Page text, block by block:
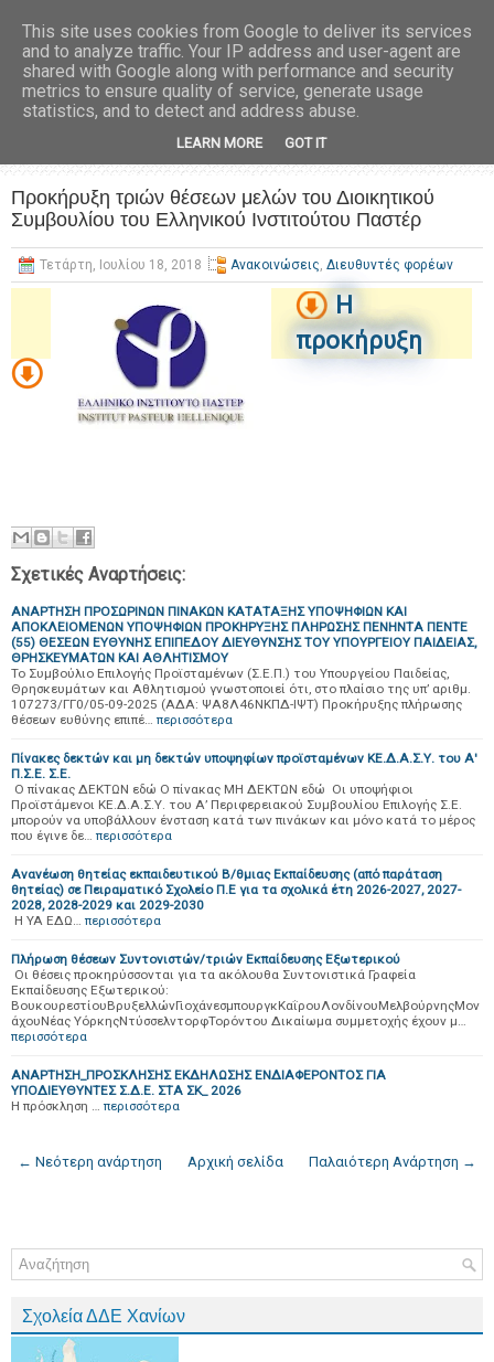
Προκήρυξη τριών θέσεων μελών του Διοικητικού
Συμβουλίου του Ελληνικού Ινστιτούτου Παστέρ
Τετάρτη, Ιουλίου 18, 2018 Ανακοινώσεις, Διευθυντές φορέων
Η
προκήρυξη
Σχετικές Αναρτήσεις:
ΑΝΑΡΤΗΣΗ ΠΡΟΣΩΡΙΝΩΝ ΠΙΝΑΚΩΝ ΚΑΤΑΤΑΞΗΣ ΥΠΟΨΗΦΙΩΝ ΚΑΙ
ΑΠΟΚΛΕΙΟΜΕΝΩΝ ΥΠΟΨΗΦΙΩΝ ΠΡΟΚΗΡΥΞΗΣ ΠΛΗΡΩΣΗΣ ΠΕΝΗΝΤΑ ΠΕΝΤΕ
(55) ΘΕΣΕΩΝ ΕΥΘΥΝΗΣ ΕΠΙΠΕΔΟΥ ΔΙΕΥΘΥΝΣΗΣ ΤΟΥ ΥΠΟΥΡΓΕΙΟΥ ΠΑΙΔΕΙΑΣ,
ΘΡΗΣΚΕΥΜΑΤΩΝ ΚΑΙ ΑΘΛΗΤΙΣΜΟΥ
Το Συμβούλιο Επιλογής Προϊσταμένων (Σ.Ε.Π.) του Υπουργείου Παιδείας,
Θρησκευμάτων και Αθλητισμού γνωστοποιεί ότι, στο πλαίσιο της υπ’ αριθμ.
107273/ΓΓ0/05-09-2025 (ΑΔΑ: ΨΑ8Λ46ΝΚΠΔ-ΙΨΤ) Προκήρυξης πλήρωσης
θέσεων ευθύνης επιπέ… περισσότερα
Πίνακες δεκτών και μη δεκτών υποψηφίων προϊσταμένων ΚΕ.Δ.Α.Σ.Υ. του Α'
Π.Σ.Ε. Σ.Ε.
Ο πίνακας ΔΕΚΤΩΝ εδώ Ο πίνακας ΜΗ ΔΕΚΤΩΝ εδώ Οι υποψήφιοι
Προϊστάμενοι ΚΕ.Δ.Α.Σ.Υ. του Α’ Περιφερειακού Συμβουλίου Επιλογής Σ.Ε.
μπορούν να υποβάλλουν ένσταση κατά των πινάκων και μόνο κατά το μέρος
που έγινε δε… περισσότερα
Ανανέωση θητείας εκπαιδευτικού Β/θμιας Εκπαίδευσης (από παράταση
θητείας) σε Πειραματικό Σχολείο Π.Ε για τα σχολικά έτη 2026-2027, 2027-
2028, 2028-2029 και 2029-2030
Η ΥΑ ΕΔΩ… περισσότερα
Πλήρωση θέσεων Συντονιστών/τριών Εκπαίδευσης Εξωτερικού
Οι θέσεις προκηρύσσονται για τα ακόλουθα Συντονιστικά Γραφεία
Εκπαίδευσης Εξωτερικού:
ΒουκουρεστίουΒρυξελλώνΓιοχάνεσμπουργκΚαΐρουΛονδίνουΜελβούρνηςΜον
άχουΝέας ΥόρκηςΝτύσσελντορφΤορόντου Δικαίωμα συμμετοχής έχουν μ…
περισσότερα
ΑΝΑΡΤΗΣΗ_ΠΡΟΣΚΛΗΣΗΣ ΕΚΔΗΛΩΣΗΣ ΕΝΔΙΑΦΕΡΟΝΤΟΣ ΓΙΑ
ΥΠΟΔΙΕΥΘΥΝΤΕΣ Σ.Δ.Ε. ΣΤΑ ΣΚ_ 2026
Η πρόσκληση … περισσότερα
← Νεότερη ανάρτηση Παλαιότερη Ανάρτηση →
Αρχική σελίδα
Σχολεία ΔΔΕ Χανίων
This site uses cookies from Google to deliver its services
and to analyze traffic. Your IP address and user-agent are
shared with Google along with performance and security
metrics to ensure quality of service, generate usage
statistics, and to detect and address abuse.
LEARN MORE GOT IT